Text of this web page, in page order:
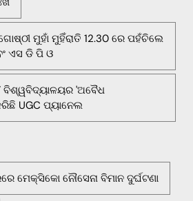
ମୁହାଁ ମୁହିଁରାତି 12.30 ରେ ପହଁଚିଲେ
ଏସ ଡି ପି ଓ
ବିଶ୍ୱବିଦ୍ୟାଳୟର 'ଅବୈଧ
UGC ପ୍ୟାନେଲ
ମେକ୍ସିକୋ ନୌସେନା ବିମାନ ଦୁର୍ଘଟଣା